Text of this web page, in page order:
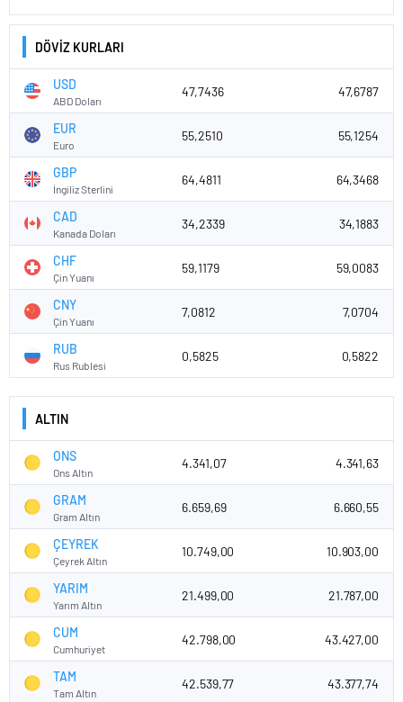
DÖVİZ KURLARI
USD
ABD Doları
47,7436 47,6787
EUR
Euro
55,2510 55,1254
GBP
İngiliz Sterlini
64,4811 64,3468
CAD
Kanada Doları
34,2339 34,1883
CHF
Çin Yuanı
59,1179 59,0083
CNY
Çin Yuanı
7,0812 7,0704
RUB
Rus Rublesi
0,5825 0,5822
ALTIN
ONS
Ons Altın
4.341,07 4.341,63
GRAM
Gram Altın
6.659,69 6.660,55
ÇEYREK
Çeyrek Altın
10.749,00 10.903,00
YARIM
Yarım Altın
21.499,00 21.787,00
CUM
Cumhuriyet
42.798,00 43.427,00
TAM
Tam Altın
42.539,77 43.377,74